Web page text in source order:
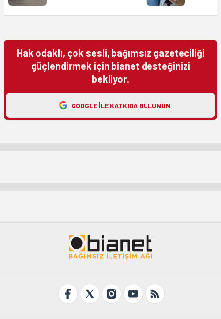
Hak odaklı, çok sesli, bağımsız gazeteciliği
güçlendirmek için bianet desteğinizi
bekliyor.
GOOGLE ILE KATKIDA BULUNUN